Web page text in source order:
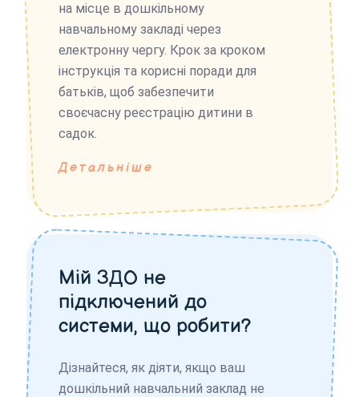
на місце в дошкільному
навчальному закладі через
електронну чергу. Крок за кроком
інструкція та корисні поради для
батьків, щоб забезпечити
своєчасну реєстрацію дитини в
садок.
Детальніше
Мій ЗДО не
підключений до
системи, що робити?
Дізнайтеся, як діяти, якщо ваш
дошкільний навчальний заклад не